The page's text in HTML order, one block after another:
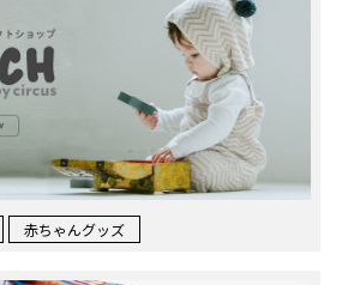
赤ちゃんグッズ